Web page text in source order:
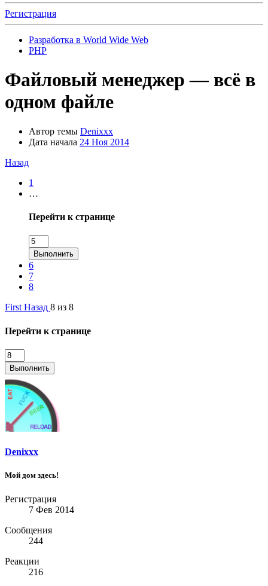
Регистрация
Разработка в World Wide Web
PHP
Файловый менеджер — всё в
одном файле
Автор темы Denixxx
Дата начала 24 Ноя 2014
Назад
1
…
Перейти к странице
Выполнить
6
7
8
First Назад 8 из 8
Перейти к странице
Выполнить
Denixxx
Мой дом здесь!
Регистрация
7 Фев 2014
Сообщения
244
Реакции
216